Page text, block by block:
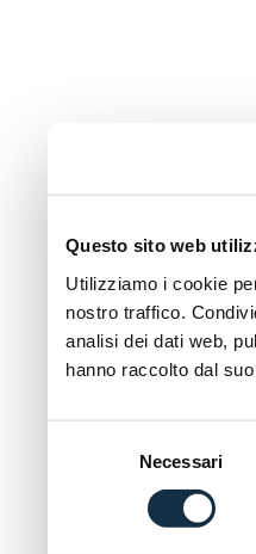
Questo sito web
Utilizziamo i cookie
nostro traffico.
analisi dei dati web,
hanno raccolto dal
Necessari